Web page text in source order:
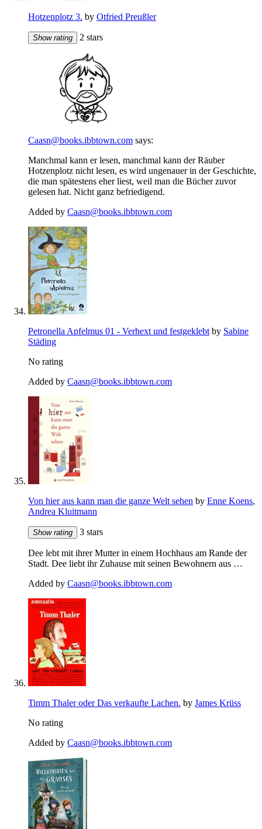
Hotzenplotz 3. by Otfried Preußler
Show rating 2 stars
Caasn@books.ibbtown.com says:
Manchmal kann er lesen, manchmal kann der Räuber
Hotzenplotz nicht lesen, es wird ungenauer in der Geschichte,
die man spätestens eher liest, weil man die Bücher zuvor
gelesen hat. Nicht ganz befriedigend.
Added by Caasn@books.ibbtown.com
Petronella Apfelmus 01 - Verhext und festgeklebt by Sabine
Städing
No rating
Added by Caasn@books.ibbtown.com
Von hier aus kann man die ganze Welt sehen by Enne Koens,
Andrea Kluitmann
Show rating 3 stars
Dee lebt mit ihrer Mutter in einem Hochhaus am Rande der
Stadt. Dee liebt ihr Zuhause mit seinen Bewohnern aus …
Added by Caasn@books.ibbtown.com
Timm Thaler oder Das verkaufte Lachen. by James Krüss
No rating
Added by Caasn@books.ibbtown.com